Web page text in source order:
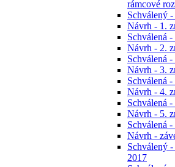
rámcové
Schválený
Návrh - 1.
Schválená
Návrh - 2.
Schválená
Návrh - 3.
Schválená
Návrh - 4.
Schválená
Návrh - 5.
Schválená
Návrh -
Schválený
2017